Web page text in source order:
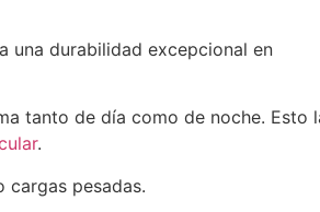
una durabilidad excepcional en
tanto de día como de noche. Esto
.
pesadas.